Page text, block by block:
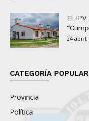
El
24 abril,
CATEGORÍA POPULAR
Provincia
Política